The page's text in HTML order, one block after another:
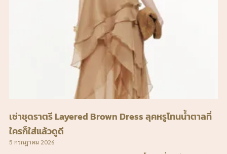
เช่าชุดราตรี Layered Brown Dress ลุคหรูโทนน้ำตาลที่
ใครก็ใส่แล้วดูดี
5 กรกฎาคม 2026